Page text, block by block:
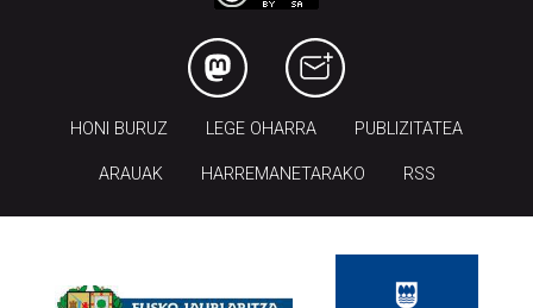
HONI BURUZ LEGE OHARRA PUBLIZITATEA
ARAUAK HARREMANETARAKO RSS